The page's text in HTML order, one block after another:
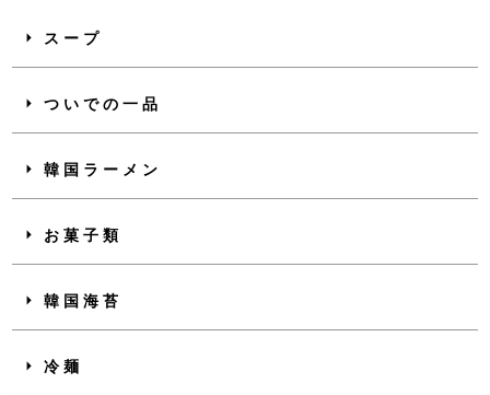
スープ
ついでの一品
韓国ラーメン
お菓子類
韓国海苔
冷麺